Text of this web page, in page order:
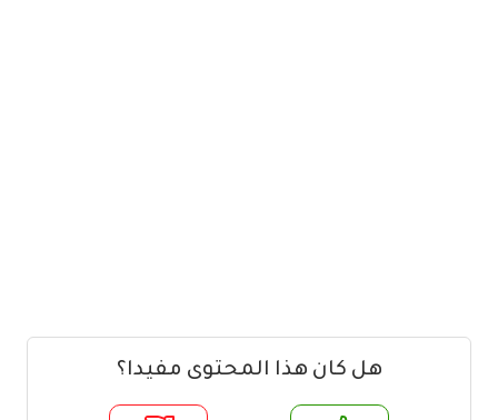
هل كان هذا المحتوى مفيدا؟